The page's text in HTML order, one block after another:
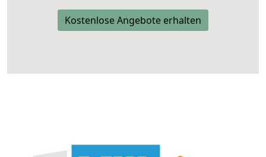
Kostenlose Angebote erhalten